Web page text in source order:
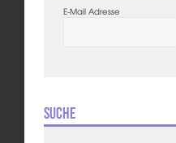
E-Mail Adresse
Suche